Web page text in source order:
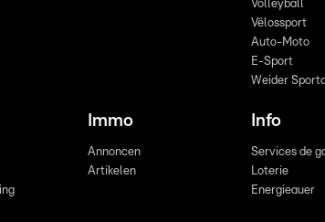
Volleyball
Vëlossport
Auto-Moto
E-Sport
Weider
Immo
Annoncen
Artikelen
Info
Services de
Loterie
Energieauer